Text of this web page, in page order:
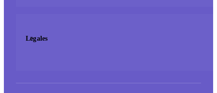
Legales